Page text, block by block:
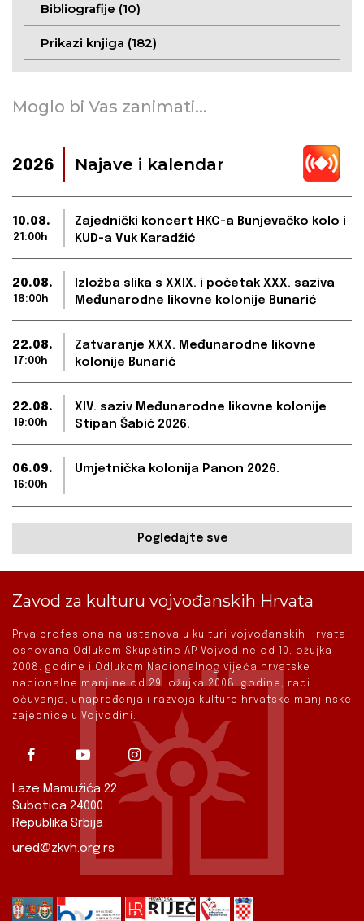
Bibliografije (10)
Prikazi knjiga (182)
Moglo bi Vas zanimati...
2026 Najave i kalendar
10.08.
21:00h
Zajednički koncert HKC-a Bunjevačko kolo i
KUD-a Vuk Karadžić
20.08.
18:00h
Izložba slika s XXIX. i početak XXX. saziva
Međunarodne likovne kolonije Bunarić
22.08.
17:00h
Zatvaranje XXX. Međunarodne likovne
kolonije Bunarić
22.08.
19:00h
XIV. saziv Međunarodne likovne kolonije
Stipan Šabić 2026.
06.09.
16:00h
Umjetnička kolonija Panon 2026.
Pogledajte sve
Zavod za kulturu vojvođanskih Hrvata
Prva profesionalna ustanova u kulturi vojvođanskih Hrvata
osnovana Odlukom Skupštine AP Vojvodine od 10. ožujka
2008. godine i Odlukom Nacionalnog vijeća hrvatske
nacionalne manjine od 29. ožujka 2008. godine, radi
očuvanja, unapređenja i razvoja kulture hrvatske manjinske
zajednice u Vojvodini.
Laze Mamužića 22
Subotica 24000
Republika Srbija
ured@zkvh.org.rs